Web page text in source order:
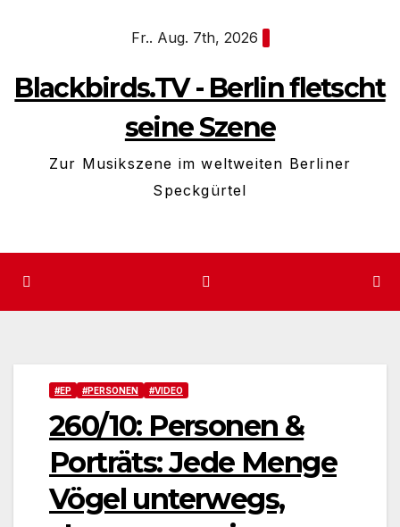
Fr.. Aug. 7th, 2026
Blackbirds.TV - Berlin fletscht
seine Szene
Zur Musikszene im weltweiten Berliner
Speckgürtel
#EP #PERSONEN #VIDEO
260/10: Personen &
Porträts: Jede Menge
Vögel unterwegs,